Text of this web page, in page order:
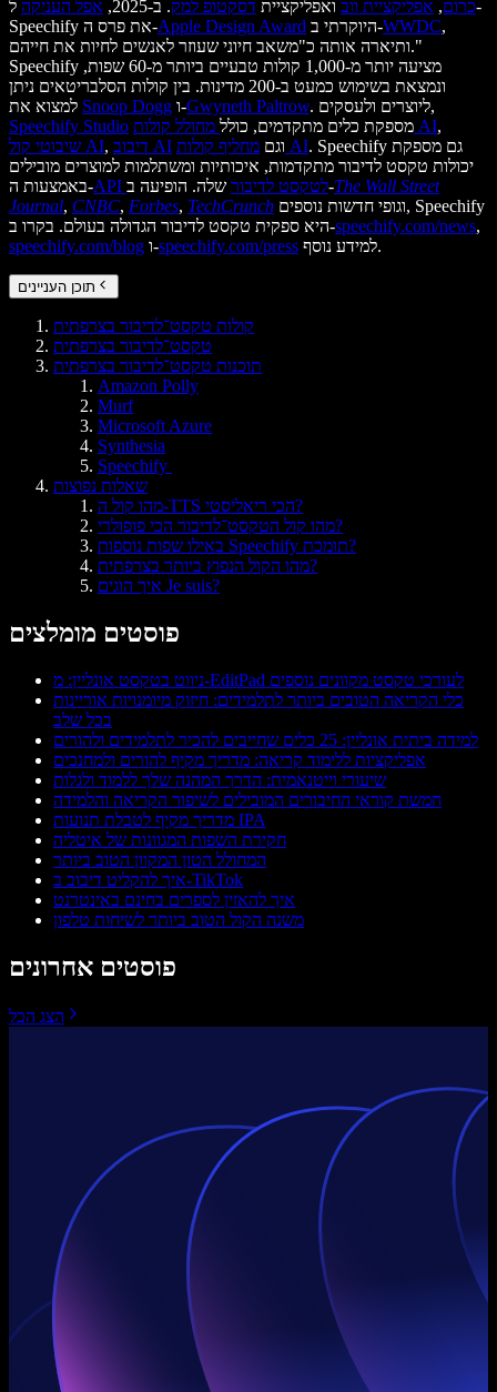
כרום, אפליקציית ווב ואפליקציית דסקטופ למק. ב-2025, אפל העניקה ל-
Speechify את פרס ה-Apple Design Award היוקרתי ב-WWDC,
ותיארה אותה כ"משאב חיוני שעוזר לאנשים לחיות את חייהם."
Speechify מציעה יותר מ-1,000 קולות טבעיים ביותר מ-60 שפות,
ונמצאת בשימוש כמעט ב-200 מדינות. בין קולות הסלבריטאים ניתן
Snoop Dogg ו-Gwyneth Paltrow
. ליוצרים ולעסקים,
Speechify Studio
מספקת כלים מתקדמים, כולל מחולל קולות AI,
שיבוטי קול AI, דיבוב AI וגם מחליף קולות AI. Speechify גם מספקת
יכולות טקסט לדיבור מתקדמות, איכותיות ומשתלמות למוצרים מובילים
באמצעות ה-
API לטקסט לדיבורשלה. הופיעה ב-The Wall Street
Journal, CNBC, Forbes, TechCrunch
היא ספקית טקסט לדיבור הגדולה בעולם. בקרו ב-speechify.com/news,
speechify.com/blog ו-speechify.com/press למידע נוסף.
תוכן העניינים
קולות טקסט־לדיבור בצרפתית
טקסט־לדיבור בצרפתית
תוכנות טקסט־לדיבור בצרפתית
Amazon Polly
Murf
Microsoft Azure
Synthesia
Speechify
שאלות נפוצות
מהו קול ה-TTS הכי ריאליסטי?
מהו קול הטקסט־לדיבור הכי פופולרי?
באילו שפות נוספות Speechify תומכת?
מהו הקול הנפוץ ביותר בצרפתית?
איך הוגים Je suis?
פוסטים מומלצים
ניווט בטקסט אונליין: מ-EditPad לעורכי טקסט מקוונים נוספים
כלי הקריאה הטובים ביותר לתלמידים: חיזוק מיומנויות אוריינות
בכל שלב
למידה ביתית אונליין: 25 כלים שחייבים להכיר לתלמידים ולהורים
אפליקציות ללימוד קריאה: מדריך מקיף להורים ולמחנכים
שיעורי וייטנאמית: הדרך המהנה שלך ללמוד ולגלות
חמשת קוראי החיבורים המובילים לשיפור הקריאה והלמידה
מדריך מקיף לטבלת תנועות IPA
חקירת השפות המגוונות של איטליה
המחולל הטון המקוון הטוב ביותר
איך להקליט דיבוב ב-TikTok
איך להאזין לספרים בחינם באינטרנט
משנה הקול הטוב ביותר לשיחות טלפון
פוסטים אחרונים
הצג הכל